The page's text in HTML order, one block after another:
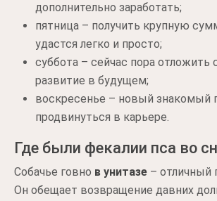
дополнительно заработать;
пятница – получить крупную
удастся легко и просто;
суббота – сейчас пора отложить
развитие в будущем;
воскресенье – новый знакомый
продвинуться в карьере.
Где были фекалии пса во
Собачье говно в унитазе – отличный
Он обещает возвращение давних